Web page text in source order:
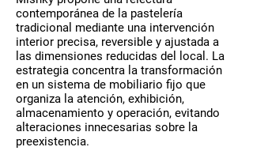
contemporánea de la pastelería
tradicional mediante una intervención
interior precisa, reversible y ajustada a
las dimensiones reducidas del local. La
estrategia concentra la transformación
en un sistema de mobiliario fijo que
organiza la atención, exhibición,
almacenamiento y operación, evitando
alteraciones innecesarias sobre la
preexistencia.